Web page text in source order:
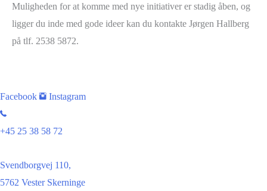
Muligheden for at komme med nye initiativer er stadig åben, og
ligger du inde med gode ideer kan du kontakte Jørgen Hallberg
på tlf. 2538 5872.
Facebook Instagram
+45 25 38 58 72
Svendborgvej 110,
5762 Vester Skerninge